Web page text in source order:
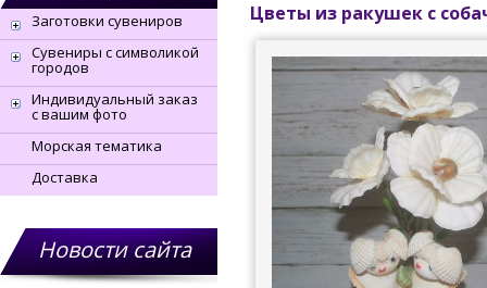
Заготовки сувениров
Сувениры с символикой
городов
Индивидуальный заказ
с вашим фото
Морская тематика
Доставка
Новости сайта
Цветы из ракушек с